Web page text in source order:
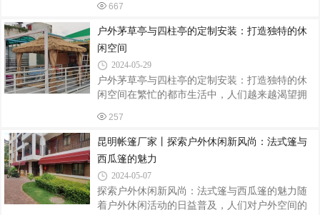
要区域。近年来，越来越多的火锅店选择在外摆
区安装四柱亭，以其独特的造型和雅致的气质，
为火锅店增添了一道亮丽的风景线。一、四柱亭
的应用场景四柱亭，一种由四根支柱支撑，顶部
为亭盖结构的户外建筑，因其独特的造型和实用
性，在各类户外场所中得到了广泛应用。在火锅
店外摆区，四柱亭可以作为一个独立的用餐区
域，为客人提供遮阳避雨、舒适惬意的用餐环
667
户外茅草亭与四柱亭的定制安装：打造独特的休
闲空间
2024-05-29
户外茅草亭与四柱亭的定制安装：打造独特的休
闲空间在繁忙的都市生活中，人们越来越渴望拥
为传统的园林建筑元素，不仅能为人们提供遮荫
避雨的功能，还能增添一份独特的自然风情。本
文将详细介绍户外茅草亭和四柱亭的定制安装过
程，帮助读者打造心仪的休闲空间。一、定制设
计定制户外茅草亭和四柱亭时，首先要进行的是
设计环节。设计团队需要根据客户的需求和场地
环境，量身定制出合适的亭子方案。在设计过程
257
昆明帐篷厂家丨探索户外休闲新风尚：法式篷与
西瓜篷的魅力
2024-05-07
探索户外休闲新风尚：法式篷与西瓜篷的魅力随
着户外休闲活动的日益普及，人们对户外空间的